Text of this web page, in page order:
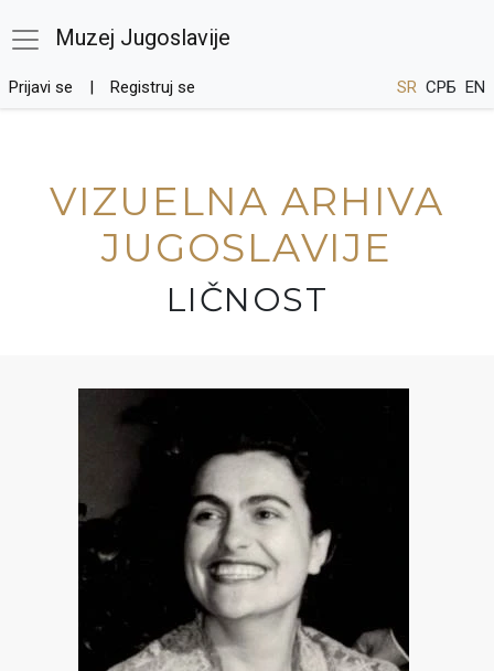
Muzej Jugoslavije
Prijavi se Registruj se SR СРБ EN
VIZUELNA ARHIVA
JUGOSLAVIJE
LIČNOST